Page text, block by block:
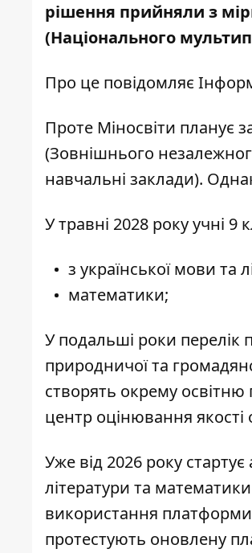
рішення прийняли з
(Національного
Про це повідомляє
Проте Міносвіти планує
(Зовнішнього
навчальні заклади).
У травні 2028 року учні 9
з української мови та
математики;
У подальші роки
природничої та
створять окрему
центр оцінювання
Уже від 2026 року
літератури та
використання
протестують оновлену